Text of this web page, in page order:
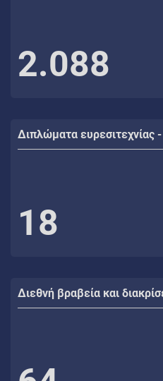
2.088
Διπλώματα ευρεσιτεχνίας
18
Διεθνή βραβεία και